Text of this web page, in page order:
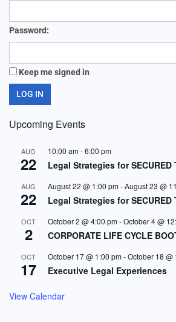
Password:
Keep me signed in
LOG IN
Upcoming Events
AUG
22
10:00 am-6:00 pm
Legal Strategies for SECURED
AUG
22
August 22 @ 1:00 pm-August 23 @
Legal Strategies for SECURED
OCT
2
October 2 @ 4:00 pm-October 4 @
CORPORATE LIFE CYCLE
OCT
17
October 17 @ 1:00 pm-October 18 @
Executive Legal Experiences
View Calendar